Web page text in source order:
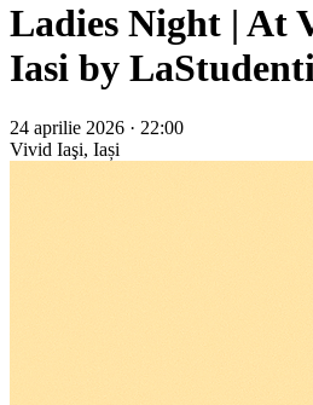
Ladies Night | At
Iasi by
24 aprilie 2026 · 22:00
Vivid Iaşi, Iași